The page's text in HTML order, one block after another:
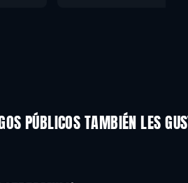
PÚBLICOS TAMBIÉN LES